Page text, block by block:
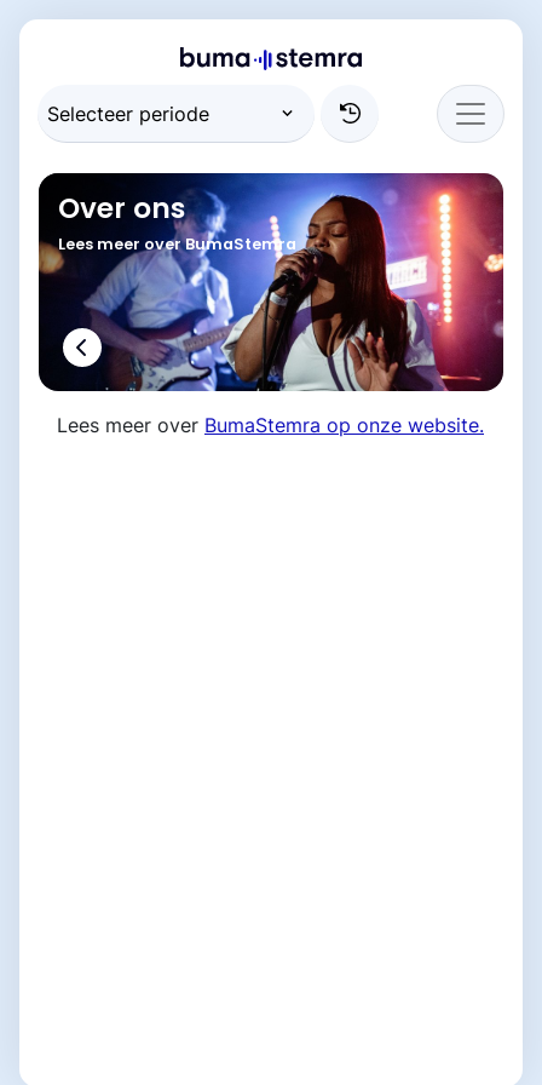
Over ons
Lees meer over BumaStemra
Lees meer over BumaStemra op onze website.